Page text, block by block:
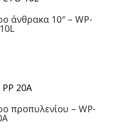
άνθρακα 10″ – WP-
προπυλενίου – WP-